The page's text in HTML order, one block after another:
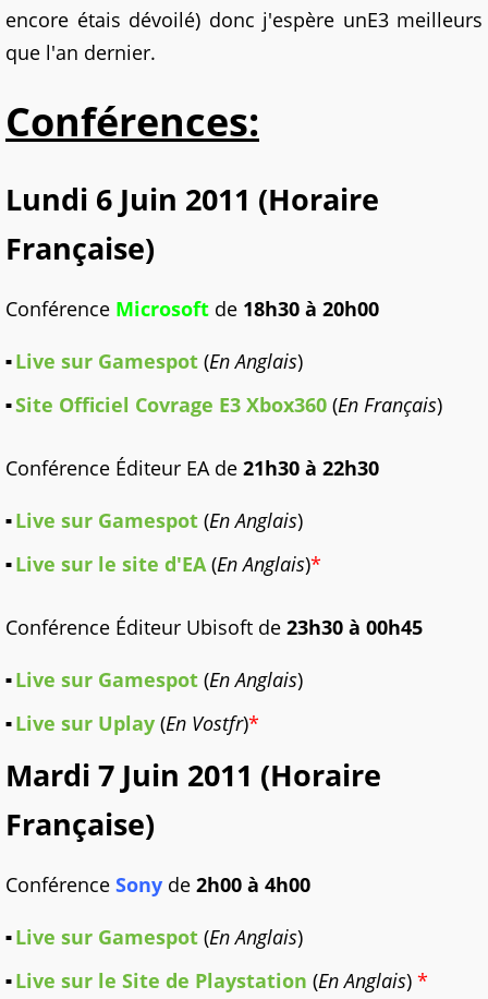
encore étais dévoilé) donc j'espère unE3 meilleurs
que l'an dernier.
Conférences:
Lundi 6 Juin 2011 (Horaire
Française)
Conférence Microsoft de 18h30 à 20h00
Live sur Gamespot (En Anglais)
Site Officiel Covrage E3 Xbox360 (En Français)
Conférence Éditeur EA de 21h30 à 22h30
Live sur Gamespot (En Anglais)
Live sur le site d'EA(En Anglais)*
Conférence Éditeur Ubisoft de 23h30 à 00h45
Live sur Gamespot (En Anglais)
Live sur Uplay (En Vostfr)*
Mardi 7 Juin 2011 (Horaire
Française)
Conférence Sony de 2h00 à 4h00
Live sur Gamespot (En Anglais)
Live sur le Site de Playstation (En Anglais) *